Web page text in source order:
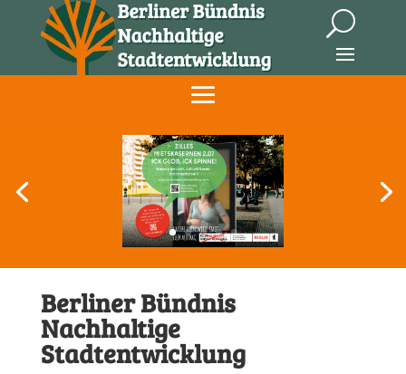
Berliner Bündnis
Nachhaltige
Stadtentwicklung